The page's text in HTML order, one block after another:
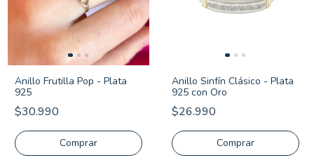
Anillo Frutilla Pop - Plata
925
$30.990
Comprar
Anillo Sinfín Clásico - Plata
925 con Oro
$26.990
Comprar